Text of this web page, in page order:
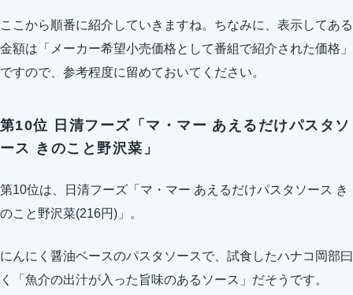
ここから順番に紹介していきますね。ちなみに、表示してある
金額は「メーカー希望小売価格として番組で紹介された価格」
ですので、参考程度に留めておいてください。
第10位 日清フーズ「マ・マー あえるだけパスタソ
ース きのこと野沢菜」
第10位は、日清フーズ「マ・マー あえるだけパスタソース き
のこと野沢菜(216円)」。
にんにく醤油ベースのパスタソースで、試食したハナコ岡部曰
く「魚介の出汁が入った旨味のあるソース」だそうです。